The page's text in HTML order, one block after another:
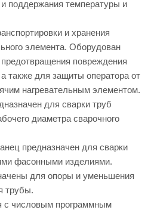
поддержания температуры и
и хранения
элемента. Оборудован
повреждения
а также для защиты оператора от
нагревательным элементом.
для сварки труб
диаметра сварочного
предназначен для сварки
фасонными изделиями.
для опоры и уменьшения
трубы.
с числовым программным